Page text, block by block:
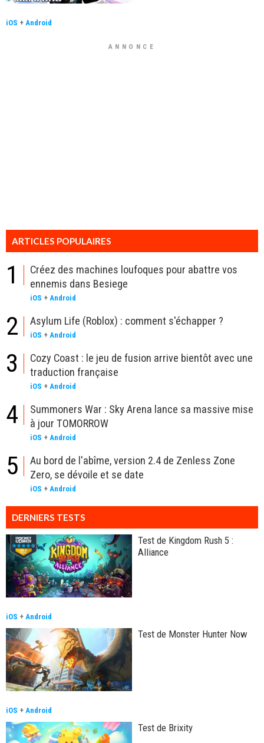
iOS + Android
ANNONCE
ARTICLES POPULAIRES
1
Créez des machines loufoques pour abattre vos
ennemis dans Besiege
iOS + Android
2 Asylum Life (Roblox) : comment s'échapper ?
iOS + Android
3
Cozy Coast : le jeu de fusion arrive bientôt avec une
traduction française
iOS + Android
4
Summoners War : Sky Arena lance sa massive mise
à jour TOMORROW
iOS + Android
5
Au bord de l'abîme, version 2.4 de Zenless Zone
Zero, se dévoile et se date
iOS + Android
DERNIERS TESTS
Test de Kingdom Rush 5 :
Alliance
iOS + Android
Test de Monster Hunter Now
iOS + Android
Test de Brixity